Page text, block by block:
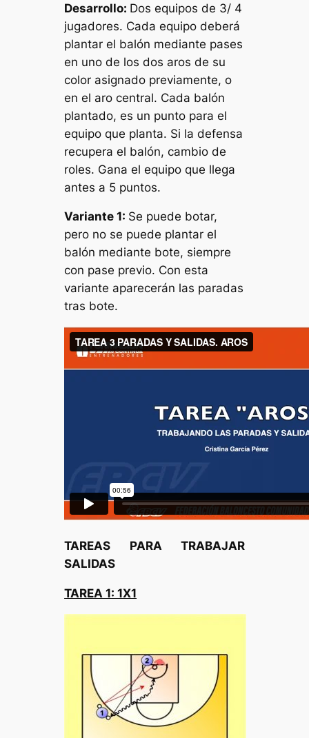
Desarrollo: Dos equipos de 3/ 4
jugadores. Cada equipo deberá
plantar el balón mediante pases
en uno de los dos aros de su
color asignado previamente, o
en el aro central. Cada balón
plantado, es un punto para el
equipo que planta. Si la defensa
recupera el balón, cambio de
roles. Gana el equipo que llega
antes a 5 puntos.
Variante 1: Se puede botar,
pero no se puede plantar el
balón mediante bote, siempre
con pase previo. Con esta
variante aparecerán las paradas
tras bote.
TAREAS PARA TRABAJAR
SALIDAS
TAREA 1: 1X1